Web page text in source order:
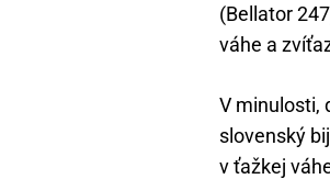
(Bellator
váhe a
V minulosti,
slovenský
v ťažkej